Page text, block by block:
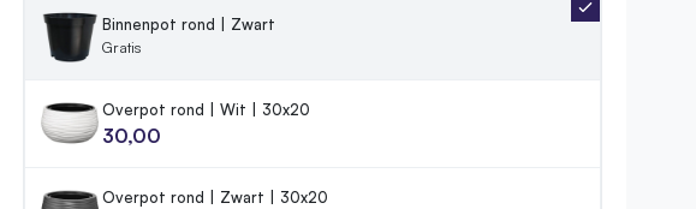
Binnenpot rond | Zwart
Gratis
Overpot rond | Wit | 30x20
30,00
Overpot rond | Zwart | 30x20